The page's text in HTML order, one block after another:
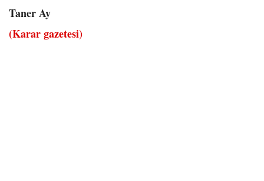
Taner Ay
(Karar gazetesi)